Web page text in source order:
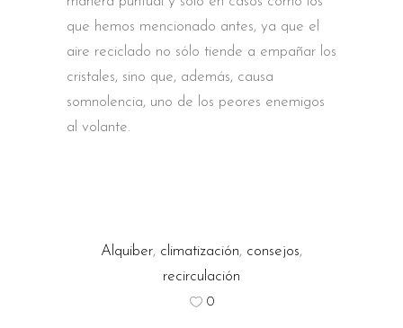
que hemos mencionado antes, ya que el
aire reciclado no sólo tiende a empañar los
cristales, sino que, además, causa
somnolencia, uno de los peores enemigos
al volante.
Alquiber, climatización, consejos,
recirculación
0